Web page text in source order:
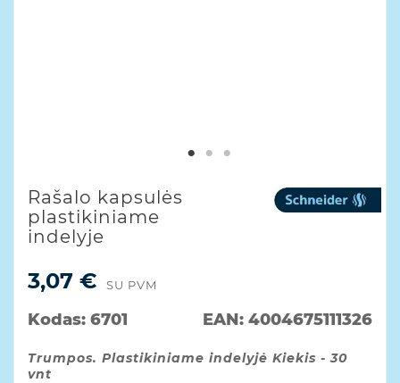
Rašalo kapsulės
plastikiniame
indelyje
3,07 € SU PVM
Kodas: 6701 EAN: 4004675111326
Trumpos. Plastikiniame indelyjė Kiekis - 30
vnt